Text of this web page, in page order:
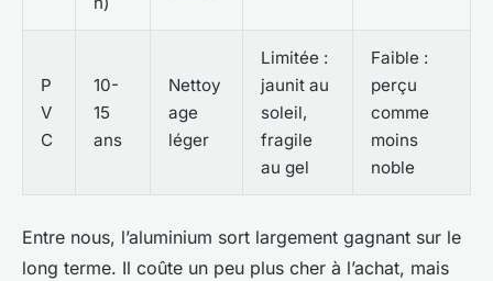
P
V
C
10-
15
ans
Nettoy
age
léger
Limitée :
jaunit au
soleil,
fragile
au gel
Faible :
perçu
comme
moins
noble
Entre nous, l’aluminium sort largement gagnant sur le
long terme. Il coûte un peu plus cher à l’achat, mais